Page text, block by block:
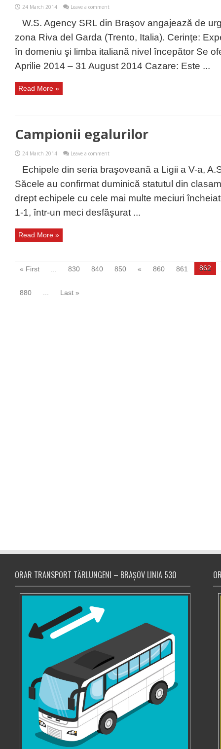
24 March 2014 Leave a comment
W.S. Agency SRL din Braşov angajează de
zona Riva del Garda (Trento, Italia). Cerinţe:
în domeniu şi limba italiană nivel începător Se
Aprilie 2014 – 31 August 2014 Cazare: Este ...
Read More »
Campionii egalurilor
24 March 2014 Leave a comment
Echipele din seria braşoveană a Ligii a V-a,
Săcele au confirmat duminică statutul din
drept echipele cu cele mai multe meciuri
1-1, într-un meci desfăşurat ...
Read More »
« First 830 840 850 « 860 861 862
880 Last »
ORAR TRANSPORT TĂRLUNGENI – BRAȘOV LINIA 530